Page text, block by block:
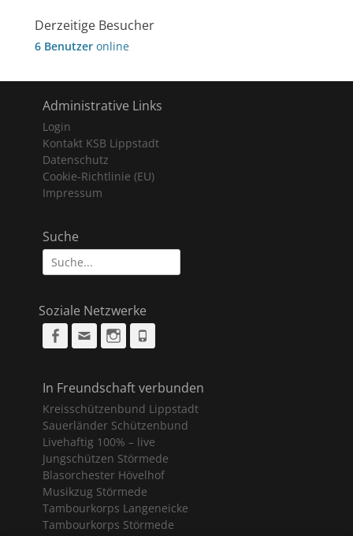
Derzeitige Besucher
6 Benutzer online
Administrative Links
Login
Kontakt KSB Lippstadt
Datenschutz
Cookie-Richtlinie (EU)
Impressum
Suche
Suche
nach:
Soziale Netzwerke
Facebook
Email Instagram
In Freundschaft verbunden
Kreisschützenbund Lippstadt
Sauerländer Schützenbund
Livehaftig 100% – live
Jungschützen Störmede
Blasorchester Hövelhof
Musikzug Störmede
Tambourkorps Langeneicke
Tambourkorps Störmede